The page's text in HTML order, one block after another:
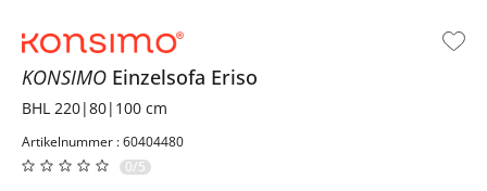
KONSIMO Einzelsofa Eriso
BHL 220|80|100 cm
Artikelnummer : 60404480
0/5